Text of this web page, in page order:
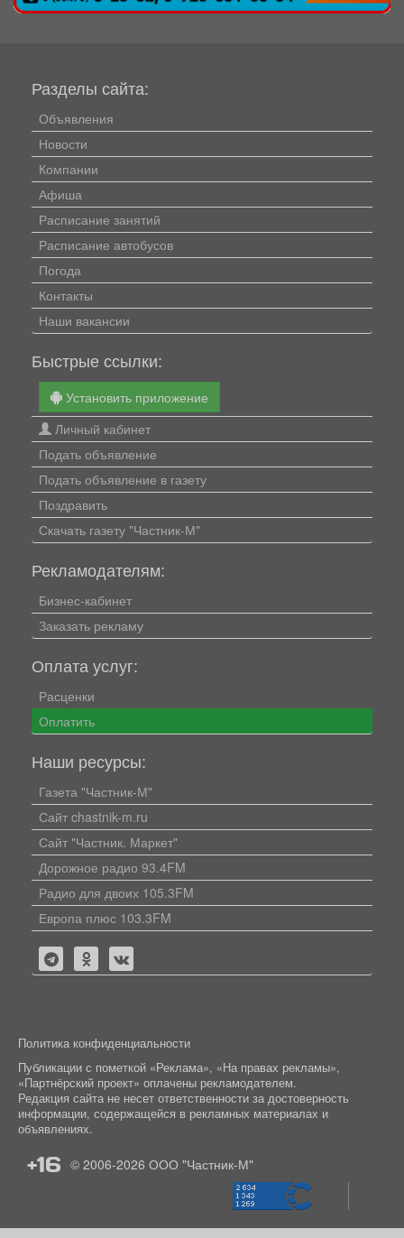
Разделы сайта:
Объявления
Новости
Компании
Афиша
Расписание занятий
Расписание автобусов
Погода
Контакты
Наши вакансии
Быстрые ссылки:
Установить приложение
Личный кабинет
Подать объявление
Подать объявление в газету
Поздравить
Скачать газету "Частник-М"
Рекламодателям:
Бизнес-кабинет
Заказать рекламу
Оплата услуг:
Расценки
Оплатить
Наши ресурсы:
Газета "Частник-М"
Сайт chastnik-m.ru
Сайт "Частник. Маркет"
Дорожное радио 93.4FM
Радио для двоих 105.3FM
Европа плюс 103.3FM
Политика конфиденциальности
Публикации с пометкой «Реклама», «На правах рекламы»,
«Партнёрский проект» оплачены рекламодателем.
Редакция сайта не несет ответственности за достоверность
информации, содержащейся в рекламных материалах и
объявлениях.
+16 © 2006-2026 ООО "Частник-М"